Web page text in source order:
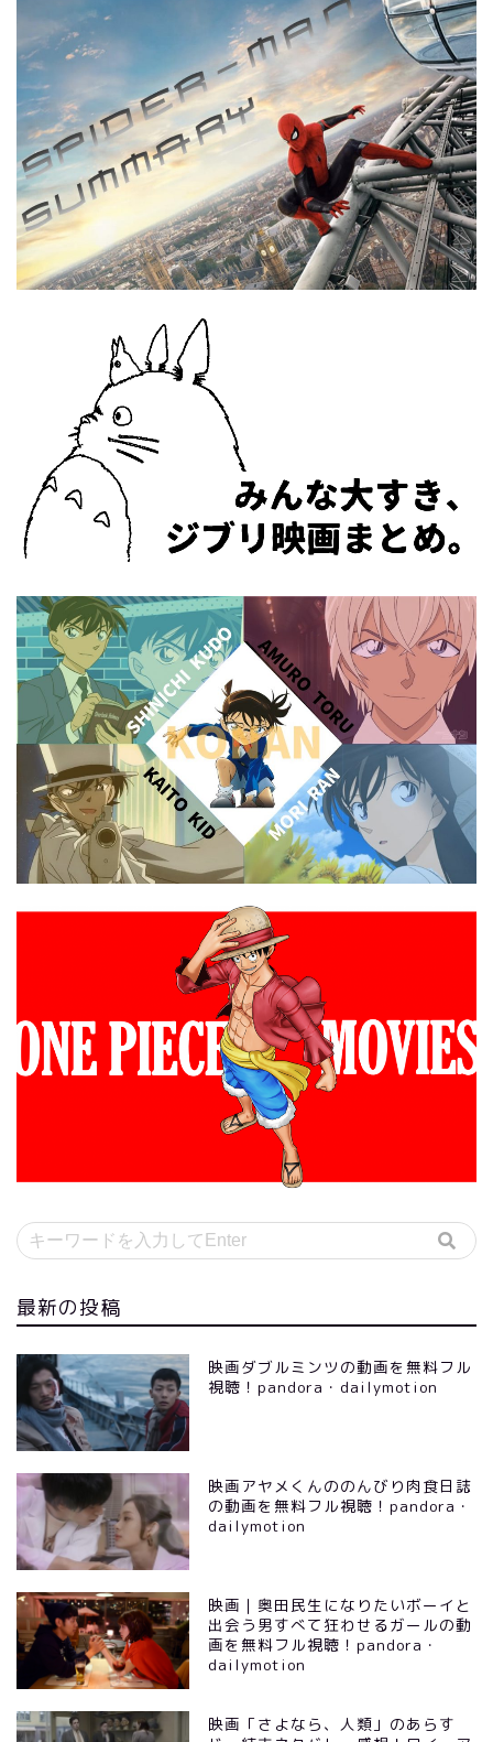
最新の投稿
映画ダブルミンツの動画を無料フル
視聴！pandora・dailymotion
映画アヤメくんののんびり肉食日誌
の動画を無料フル視聴！pandora・
dailymotion
映画｜奥田民生になりたいボーイと
出会う男すべて狂わせるガールの動
画を無料フル視聴！pandora・
dailymotion
映画「さよなら、人類」のあらす